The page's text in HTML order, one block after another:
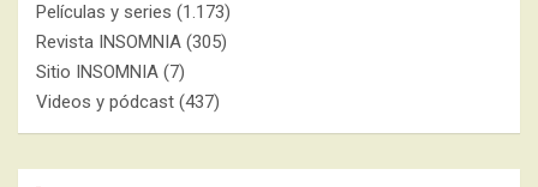
Películas y series (1.173)
Revista INSOMNIA (305)
Sitio INSOMNIA (7)
Videos y pódcast (437)